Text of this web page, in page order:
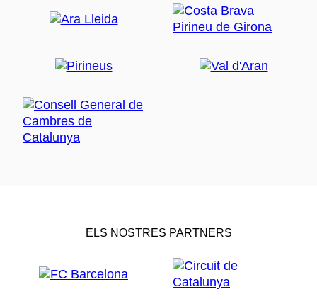
ELS NOSTRES PARTNERS